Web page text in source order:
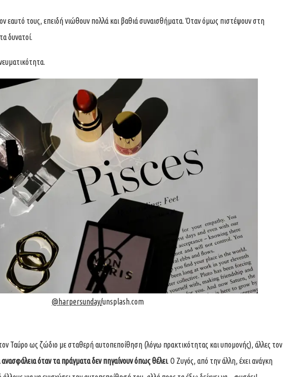
εαυτό τους, επειδή νιώθουν πολλά και βαθιά συναισθήματα. Όταν όμως πιστέψουν στη
δυνατοί.
@harpersunday/unsplash.com
Ταύρο ως ζώδιο με σταθερή αυτοπεποίθηση (λόγω πρακτικότητας και υπομονής), άλλες τον
ανασφάλεια όταν τα πράγματα δεν πηγαίνουν όπως θέλει. Ο Ζυγός, από την άλλη, έχει ανάγκη